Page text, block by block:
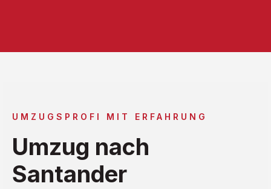
UMZUGSPROFI MIT ERFAHRUNG
Umzug nach
Santander